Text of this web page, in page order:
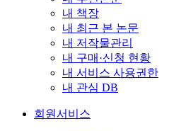
내 책장
내 최근 본 논문
내 저작물관리
내 구매·신청 현황
내 서비스 사용권한
내 관심 DB
회원서비스